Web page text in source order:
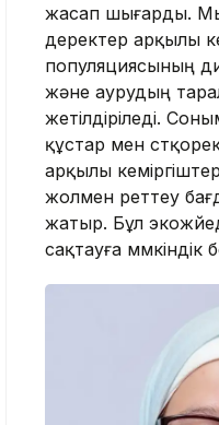
жасап шығарды.
деректер арқылы
популяциясының
және аурудың
жетілдіріледі.
құстар мен
арқылы
жолмен реттеу
жатыр. Бұл
сақтауға мүмкіндік